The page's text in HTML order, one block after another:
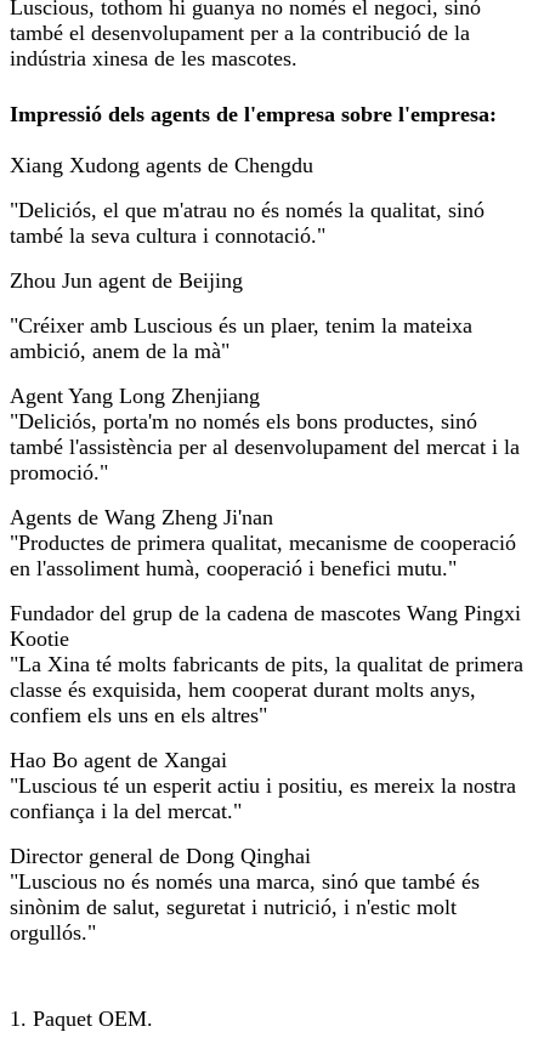
Luscious, tothom hi guanya no només el negoci, sinó
també el desenvolupament per a la contribució de la
indústria xinesa de les mascotes.
Impressió dels agents de l'empresa sobre l'empresa:
Xiang Xudong agents de Chengdu
"Deliciós, el que m'atrau no és només la qualitat, sinó
també la seva cultura i connotació."
Zhou Jun agent de Beijing
"Créixer amb Luscious és un plaer, tenim la mateixa
ambició, anem de la mà"
Agent Yang Long Zhenjiang
"Deliciós, porta'm no només els bons productes, sinó
també l'assistència per al desenvolupament del mercat i la
promoció."
Agents de Wang Zheng Ji'nan
"Productes de primera qualitat, mecanisme de cooperació
en l'assoliment humà, cooperació i benefici mutu."
Fundador del grup de la cadena de mascotes Wang Pingxi
Kootie
"La Xina té molts fabricants de pits, la qualitat de primera
classe és exquisida, hem cooperat durant molts anys,
confiem els uns en els altres"
Hao Bo agent de Xangai
"Luscious té un esperit actiu i positiu, es mereix la nostra
confiança i la del mercat."
Director general de Dong Qinghai
"Luscious no és només una marca, sinó que també és
sinònim de salut, seguretat i nutrició, i n'estic molt
orgullós."
1. Paquet OEM.